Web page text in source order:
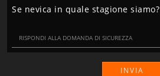
Se nevica in quale stagione siamo?
INVIA